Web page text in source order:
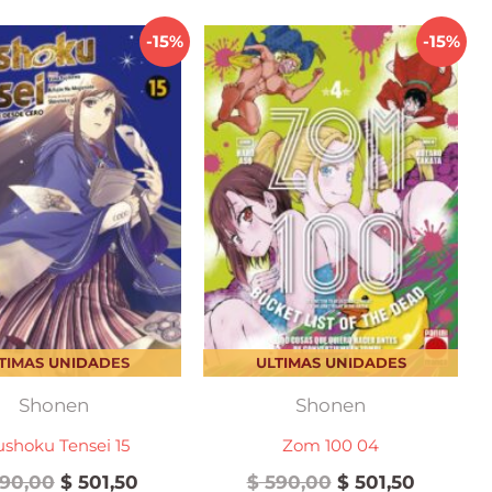
-15%
UNIDADES
Shonen
Tensei 15
El
$501,50El
-15%
ULTIMAS UNIDADES
Shonen
Zom 100 04
$590,00 El
$501,50El